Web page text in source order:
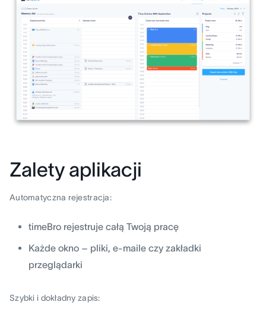
Zalety aplikacji
Automatyczna rejestracja:
timeBro rejestruje całą Twoją pracę
Każde okno – pliki, e-maile czy zakładki
przeglądarki
Szybki i dokładny zapis: